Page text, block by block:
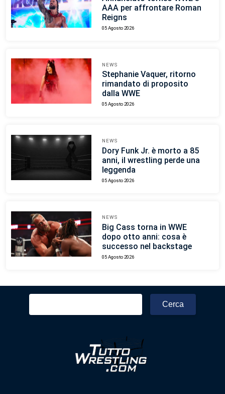
AAA per affrontare Roman
Reigns
05 Agosto 2026
NEWS
Stephanie Vaquer, ritorno
rimandato di proposito
dalla WWE
05 Agosto 2026
NEWS
Dory Funk Jr. è morto a 85
anni, il wrestling perde una
leggenda
05 Agosto 2026
NEWS
Big Cass torna in WWE
dopo otto anni: cosa è
successo nel backstage
05 Agosto 2026
Ricerca